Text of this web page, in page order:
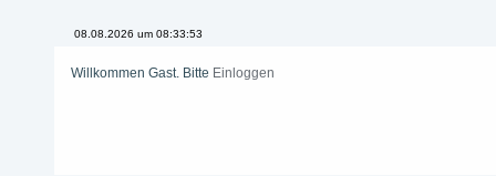
08.08.2026 um 08:33:53
Willkommen Gast. Bitte Einloggen